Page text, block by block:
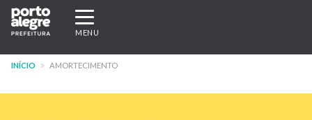
Pular
para
conteúdo
Expandir/recolher
navegação
MENU
INÍCIO AMORTECIMENTO